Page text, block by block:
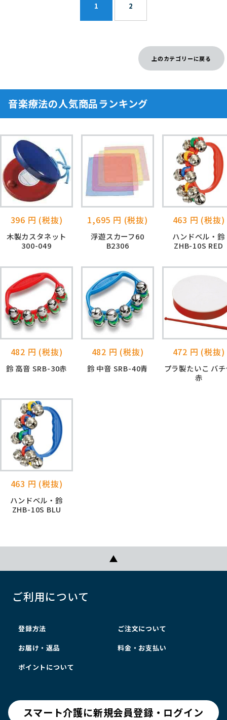
1 2
上のカテゴリーに戻る
音楽療法の人気商品ランキング
396 円 (税抜)
木製カスタネット
300-049
1,695 円 (税抜)
浮遊スカーフ60
B2306
463 円 (税抜)
ハンドベル・鈴
ZHB-10S RED
482 円 (税抜)
鈴 高音 SRB-30赤
482 円 (税抜)
鈴 中音 SRB-40青
472 円 (税抜)
プラ製たいこ バ
赤
463 円 (税抜)
ハンドベル・鈴
ZHB-10S BLU
ご利用について
登録方法 ご注文について
お届け・返品 料金・お支払い
ポイントについて
スマート介護に新規会員登録・ログイン